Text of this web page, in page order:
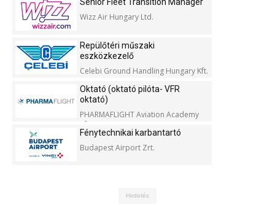
Wizz Air Hungary Ltd.
Repülőtéri műszaki
eszközkezelő
Celebi Ground Handling Hungary Kft.
Oktató (oktató pilóta- VFR
oktató)
PHARMAFLIGHT Aviation Academy
Kft.
Fénytechnikai karbantartó
Budapest Airport Zrt.
Hirdetés